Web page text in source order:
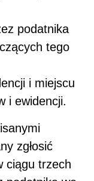
podatnika
tego
i miejscu
i ewidencji.
zgłosić
ciągu trzech